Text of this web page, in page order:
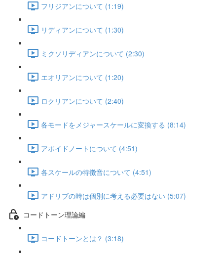
フリジアンについて (1:19)
リディアンについて (1:30)
ミクソリディアンについて (2:30)
エオリアンについて (1:20)
ロクリアンについて (2:40)
各モードをメジャースケールに変換する (8:14)
アボイドノートについて (4:51)
各スケールの特徴音について (4:51)
アドリブの時は個別に考える必要はない (5:07)
コードトーン理論編
コードトーンとは？ (3:18)